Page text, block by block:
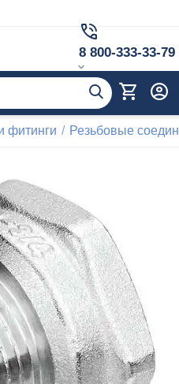
8 800-333-33-79
фитинги / Резьбовые